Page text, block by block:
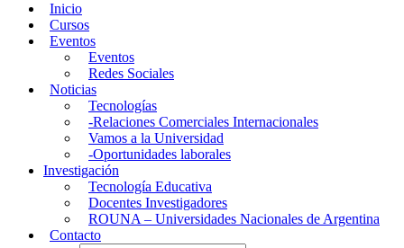
Inicio
Cursos
Eventos
Eventos
Redes Sociales
Noticias
Tecnologías
-Relaciones Comerciales Internacionales
Vamos a la Universidad
-Oportunidades laborales
Investigación
Tecnología Educativa
Docentes Investigadores
ROUNA – Universidades Nacionales de Argentina
Contacto